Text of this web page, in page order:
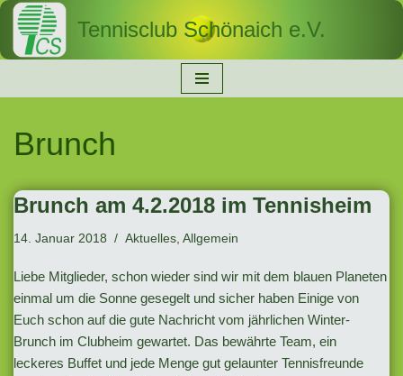
Zum
Tennisclub Schönaich e.V.
Brunch
Brunch am 4.2.2018 im Tennisheim
14. Januar 2018 Aktuelles, Allgemein
Liebe Mitglieder, schon wieder sind wir mit dem blauen Planeten
einmal um die Sonne gesegelt und sicher haben Einige von
Euch schon auf die gute Nachricht vom jährlichen Winter-
Brunch im Clubheim gewartet. Das bewährte Team, ein
leckeres Buffet und jede Menge gut gelaunter Tennisfreunde